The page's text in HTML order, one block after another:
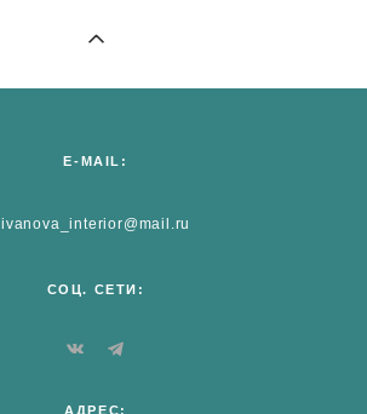
E-MAIL:
ivanova_interior@mail.ru
СОЦ. СЕТИ:
АДРЕС: